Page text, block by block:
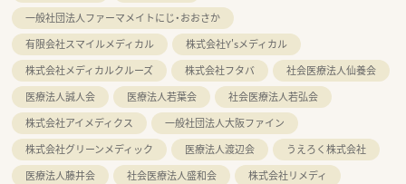
一般社団法人ファーマメイトにじ・おおさか
有限会社スマイルメディカル
株式会社Y'sメディカル
株式会社メディカルクルーズ
株式会社フタバ
社会医療法人仙養会
医療法人誠人会
医療法人若葉会
社会医療法人若弘会
株式会社アイメディクス
一般社団法人大阪ファイン
株式会社グリーンメディック
医療法人渡辺会
うえろく株式会社
医療法人藤井会
社会医療法人盛和会
株式会社リメディ